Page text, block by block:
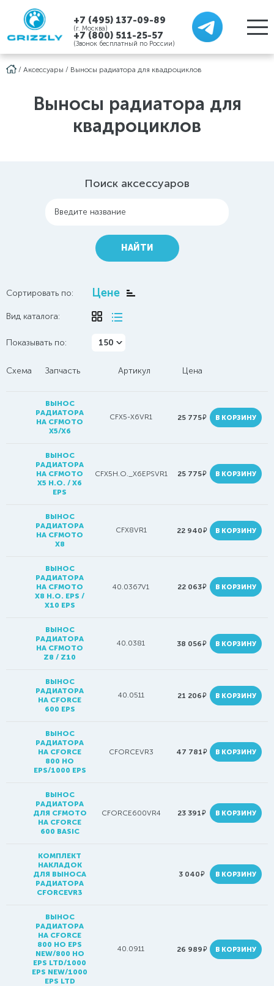
+7 (495) 137-09-89
(г. Москва)
+7 (800) 511-25-57
(Звонок бесплатный по России)
/ Аксессуары / Выносы радиатора для квадроциклов
Выносы радиатора для
квадроциклов
Поиск аксессуаров
Введите название
НАЙТИ
Сортировать по: Цене
Вид каталога:
Показывать по: 150
Схема Запчасть Артикул Цена
ВЫНОС
РАДИАТОРА
НА CFMOTO
X5/X6
CFX5-X6VR1 25 775руб. В КОРЗИНУ
ВЫНОС
РАДИАТОРА
НА CFMOTO
X5 H.O. / X6
EPS
CFX5H.O._X6EPSVR1 25 775руб. В КОРЗИНУ
ВЫНОС
РАДИАТОРА
НА CFMOTO
X8
CFX8VR1 22 940руб. В КОРЗИНУ
ВЫНОС
РАДИАТОРА
НА CFMOTO
X8 H.O. EPS /
X10 EPS
40.0367V1 22 063руб. В КОРЗИНУ
ВЫНОС
РАДИАТОРА
НА CFMOTO
Z8 / Z10
40.0381 38 056руб. В КОРЗИНУ
ВЫНОС
РАДИАТОРА
НА CFORCE
600 EPS
40.0511 21 206руб. В КОРЗИНУ
ВЫНОС
РАДИАТОРА
НА CFORCE
800 HO
EPS/1000 EPS
CFORCEVR3 47 781руб. В КОРЗИНУ
ВЫНОС
РАДИАТОРА
ДЛЯ CFMOTO
НА CFORCE
600 BASIC
CFORCE600VR4 23 391руб. В КОРЗИНУ
КОМПЛЕКТ
НАКЛАДОК
ДЛЯ ВЫНОСА
РАДИАТОРА
CFORCEVR3
3 040руб. В КОРЗИНУ
ВЫНОС
РАДИАТОРА
НА CFORCE
800 HO EPS
NEW/800 HO
EPS LTD/1000
EPS NEW/1000
EPS LTD
40.0911 26 989руб. В КОРЗИНУ